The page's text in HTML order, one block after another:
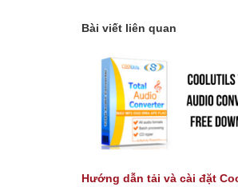
Bài viết liên quan
Hướng dẫn tải và cài đặt